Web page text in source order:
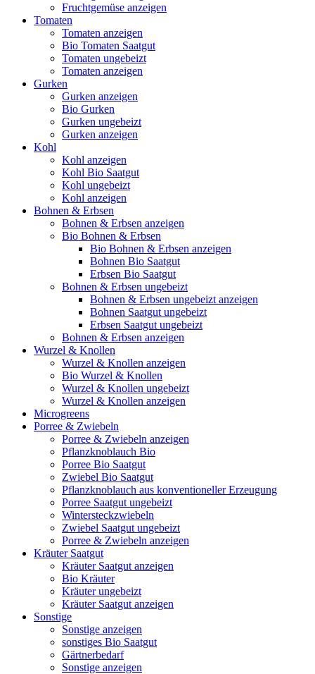
Fruchtgemüse anzeigen
Tomaten
Tomaten anzeigen
Bio Tomaten Saatgut
Tomaten ungebeizt
Tomaten anzeigen
Gurken
Gurken anzeigen
Bio Gurken
Gurken ungebeizt
Gurken anzeigen
Kohl
Kohl anzeigen
Kohl Bio Saatgut
Kohl ungebeizt
Kohl anzeigen
Bohnen & Erbsen
Bohnen & Erbsen anzeigen
Bio Bohnen & Erbsen
Bio Bohnen & Erbsen anzeigen
Bohnen Bio Saatgut
Erbsen Bio Saatgut
Bohnen & Erbsen ungebeizt
Bohnen & Erbsen ungebeizt anzeigen
Bohnen Saatgut ungebeizt
Erbsen Saatgut ungebeizt
Bohnen & Erbsen anzeigen
Wurzel & Knollen
Wurzel & Knollen anzeigen
Bio Wurzel & Knollen
Wurzel & Knollen ungebeizt
Wurzel & Knollen anzeigen
Microgreens
Porree & Zwiebeln
Porree & Zwiebeln anzeigen
Pflanzknoblauch Bio
Porree Bio Saatgut
Zwiebel Bio Saatgut
Pflanzknoblauch aus konventioneller Erzeugung
Porree Saatgut ungebeizt
Wintersteckzwiebeln
Zwiebel Saatgut ungebeizt
Porree & Zwiebeln anzeigen
Kräuter Saatgut
Kräuter Saatgut anzeigen
Bio Kräuter
Kräuter ungebeizt
Kräuter Saatgut anzeigen
Sonstige
Sonstige anzeigen
sonstiges Bio Saatgut
Gärtnerbedarf
Sonstige anzeigen